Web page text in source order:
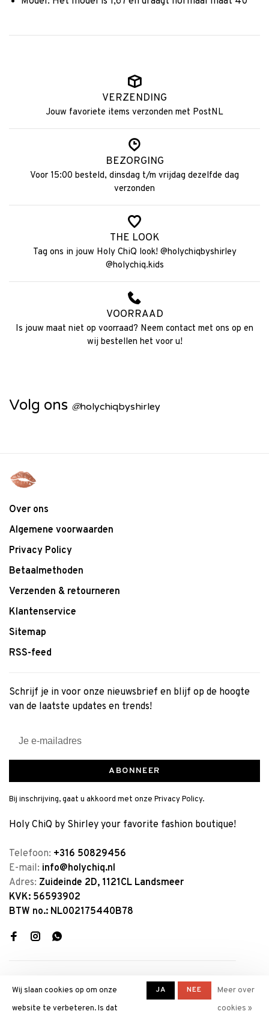
VERZENDING
Jouw favoriete items verzonden met PostNL
BEZORGING
Voor 15:00 besteld, dinsdag t/m vrijdag dezelfde dag
verzonden
THE LOOK
Tag ons in jouw Holy ChiQ look! @holychiqbyshirley
@holychiq.kids
VOORRAAD
Is jouw maat niet op voorraad? Neem contact met ons op en
wij bestellen het voor u!
Volg ons @holychiqbyshirley
Over ons
Algemene voorwaarden
Privacy Policy
Betaalmethoden
Verzenden & retourneren
Klantenservice
Sitemap
RSS-feed
Schrijf je in voor onze nieuwsbrief en blijf op de hoogte
van de laatste updates en trends!
ABONNEER
Bij inschrijving, gaat u akkoord met onze Privacy Policy.
Holy ChiQ by Shirley your favorite fashion boutique!
Telefoon: +316 50829456
E-mail: info@holychiq.nl
Adres: Zuideinde 2D, 1121CL Landsmeer
KVK: 56593902
BTW no.: NL002175440B78
Wij slaan cookies op om onze
website te verbeteren. Is dat
JA NEE
Meer over
cookies »